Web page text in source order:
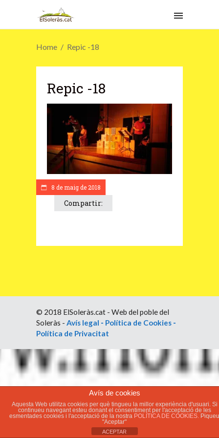
Home Repic -18
8 de maig de 2018
Repic -18
Compartir:
© 2018 ElSoleràs.cat - Web del poble del
Soleràs - Avís legal - Política de Cookies -
Política de Privacitat
Avís de cookies
Aquesta Web utilitza cookies per què tingueu la millor experiència d'usuari. Si
continueu navegant esteu donant el consentiment per l'acceptació de les
esmentades cookies i l'acceptació de la nostra POLÍTICA DE COOKIES. Piqueu
"Aceptar"
ACEPTAR